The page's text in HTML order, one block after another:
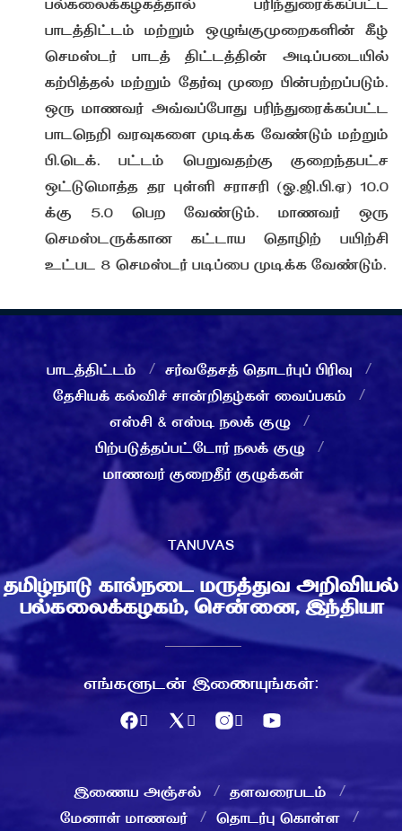
பாடத்திட்டம் மற்றும் ஒழுங்குமுறைகளின் கீழ்
செமஸ்டர் பாடத் திட்டத்தின் அடிப்படையில்
கற்பித்தல் மற்றும் தேர்வு முறை பின்பற்றப்படும்.
ஒரு மாணவர் அவ்வப்போது பரிந்துரைக்கப்பட்ட
பாடநெறி வரவுகளை முடிக்க வேண்டும் மற்றும்
பி.டெக். பட்டம் பெறுவதற்கு குறைந்தபட்ச
ஒட்டுமொத்த தர புள்ளி சராசரி (ஓ.ஜி.பி.ஏ) 10.0
க்கு 5.0 பெற வேண்டும். மாணவர் ஒரு
செமஸ்டருக்கான கட்டாய தொழிற் பயிற்சி
உட்பட 8 செமஸ்டர் படிப்பை முடிக்க வேண்டும்.
பாடத்திட்டம்
சர்வதேசத் தொடர்புப் பிரிவு
தேசியக் கல்விச் சான்றிதழ்கள் வைப்பகம்
எஸ்சி & எஸ்டி நலக் குழு
பிற்படுத்தப்பட்டோர் நலக் குழு
மாணவர் குறைதீர் குழுக்கள்
TANUVAS
தமிழ்நாடு கால்நடை மருத்துவ அறிவியல்
பல்கலைக்கழகம், சென்னை, இந்தியா
எங்களுடன் இணையுங்கள்:
இணைய அஞ்சல்
தளவரைபடம்
மேனாள் மாணவர்
தொடர்பு கொள்ள